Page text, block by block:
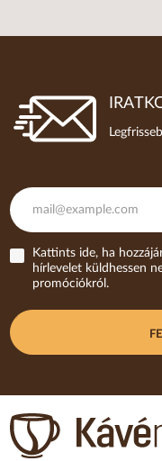
Kattints ide, ha
hírlevelet küldhessen
promóciókról.